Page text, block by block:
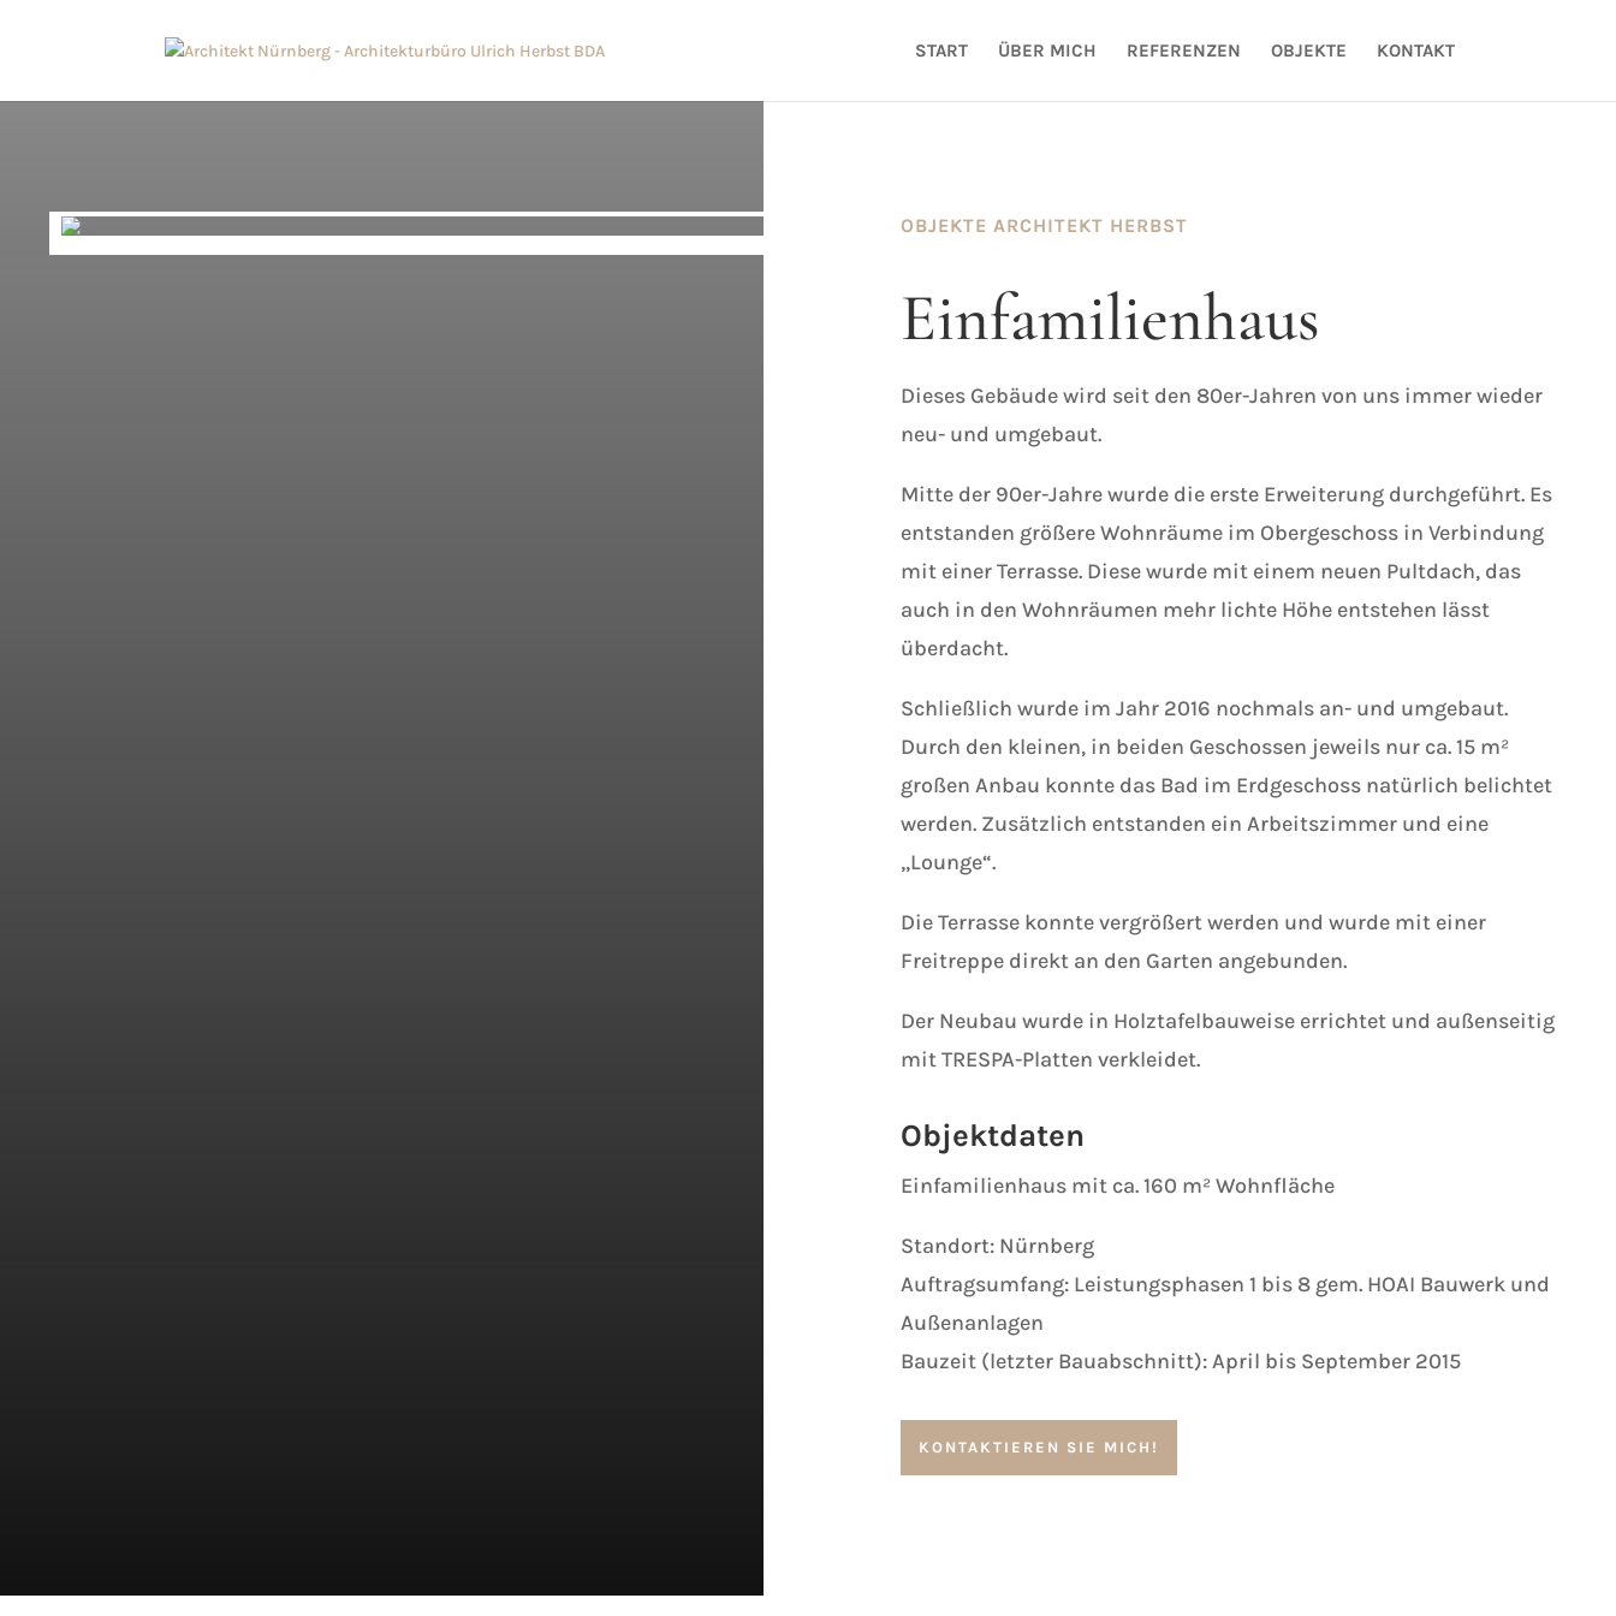
START ÜBER MICH REFERENZEN OBJEKTE KONTAKT
OBJEKTE ARCHITEKT HERBST
Einfamilienhaus
Dieses Gebäude wird seit den 80er-Jahren von uns immer wieder
neu- und umgebaut.
Mitte der 90er-Jahre wurde die erste Erweiterung durchgeführt. Es
entstanden größere Wohnräume im Obergeschoss in Verbindung
mit einer Terrasse. Diese wurde mit einem neuen Pultdach, das
auch in den Wohnräumen mehr lichte Höhe entstehen lässt
überdacht.
Schließlich wurde im Jahr 2016 nochmals an- und umgebaut.
Durch den kleinen, in beiden Geschossen jeweils nur ca. 15 m²
großen Anbau konnte das Bad im Erdgeschoss natürlich belichtet
werden. Zusätzlich entstanden ein Arbeitszimmer und eine
„Lounge“.
Die Terrasse konnte vergrößert werden und wurde mit einer
Freitreppe direkt an den Garten angebunden.
Der Neubau wurde in Holztafelbauweise errichtet und außenseitig
mit TRESPA-Platten verkleidet.
Objektdaten
Einfamilienhaus mit ca. 160 m² Wohnfläche
Standort: Nürnberg
Auftragsumfang: Leistungsphasen 1 bis 8 gem. HOAI Bauwerk und
Außenanlagen
Bauzeit (letzter Bauabschnitt): April bis September 2015
KONTAKTIEREN SIE MICH!